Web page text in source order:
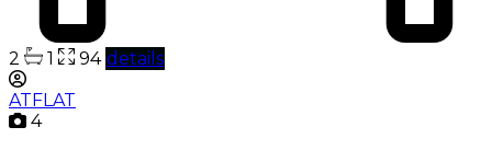
2 1 94 details
ATFLAT
4